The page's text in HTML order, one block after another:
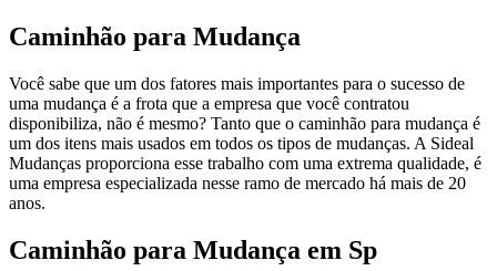
Caminhão para Mudança
Você sabe que um dos fatores mais importantes para o sucesso de
uma mudança é a frota que a empresa que você contratou
disponibiliza, não é mesmo? Tanto que o caminhão para mudança é
um dos itens mais usados em todos os tipos de mudanças. A Sideal
Mudanças proporciona esse trabalho com uma extrema qualidade, é
uma empresa especializada nesse ramo de mercado há mais de 20
anos.
Caminhão para Mudança em Sp